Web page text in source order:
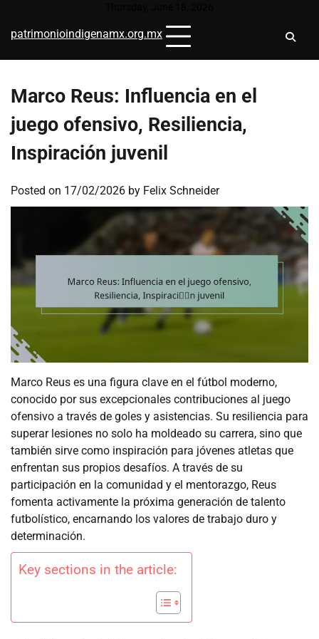
content
patrimonioindigenamx.org.mx
Marco Reus: Influencia en el
juego ofensivo, Resiliencia,
Inspiración juvenil
Posted on 17/02/2026 by Felix Schneider
Marco Reus es una figura clave en el fútbol moderno,
conocido por sus excepcionales contribuciones al juego
ofensivo a través de goles y asistencias. Su resiliencia para
superar lesiones no solo ha moldeado su carrera, sino que
también sirve como inspiración para jóvenes atletas que
enfrentan sus propios desafíos. A través de su
participación en la comunidad y el mentorazgo, Reus
fomenta activamente la próxima generación de talento
futbolístico, encarnando los valores de trabajo duro y
determinación.
Key sections in the article: